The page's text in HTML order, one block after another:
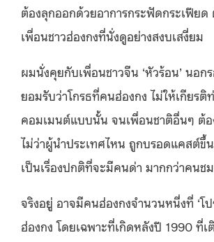
ต้องลุกออกด้วยอาการกระฟัดกระเฟียด
เพื่อนชาวฮ่องกงที่นั่งดูอย่างสงบเสงี่ยม
ผมนั่งคุยกับเพื่อนชาวจีน ‘หัวร้อน’ นอก
ยอมรับว่าโกรธที่คนฮ่องกง ไม่ให้เกียรติ
คอมเมนต์แบบนั้น จนเพื่อนชาติอื่นๆ ต้
ไม่ว่าผู้นำประเทศไหน ถูกบรอดแคสต์ขึ้
เป็นเรื่องปกติที่จะมีคนด่า มากกว่าคนชม
จริงอยู่ อาจมีคนฮ่องกงจำนวนหนึ่งที่ ‘โ
ฮ่องกง โดยเฉพาะที่เกิดหลังปี 1990 ที่